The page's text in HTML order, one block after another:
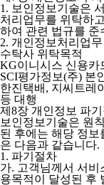
1. 보인정보기술은
처리업무를 위탁하
하여 관련 법규를 준
2. 개인정보처리업
수탁사 위탁목적
KG이니시스 신용카
SCI평가정보(주) 본
한진택배, 지씨트레
등 대행
제8장 개인정보 파
보인정보기술은 원
된 후에는 해당 정보
은 다음과 같습니다.
1. 파기절차
가. 고객님께서 서비
용목적이 달성된 후